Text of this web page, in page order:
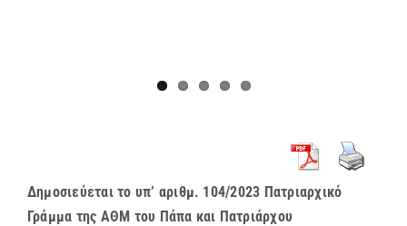
Δημοσιεύεται το υπ’ αριθμ. 104/2023 Πατριαρχικό
Γράμμα της ΑΘΜ του Πάπα και Πατριάρχου